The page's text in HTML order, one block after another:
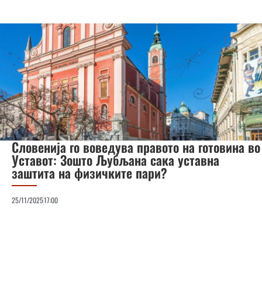
Словенија го воведува правото на готовина во
Уставот: Зошто Љубљана сака уставна
заштита на физичките пари?
25/11/202517:00